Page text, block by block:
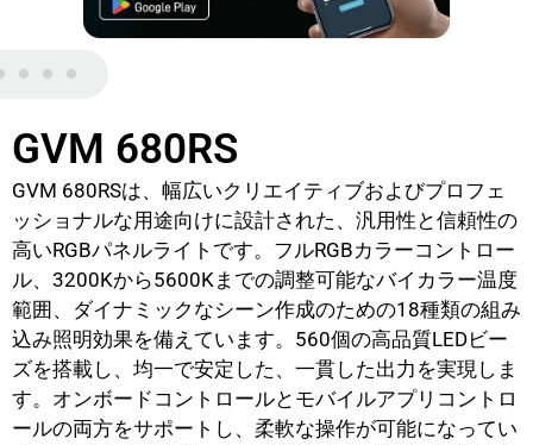
GVM 680RS
GVM 680RSは、幅広いクリエイティブおよびプロフェ
ッショナルな用途向けに設計された、汎用性と信頼性の
高いRGBパネルライトです。フルRGBカラーコントロー
ル、3200Kから5600Kまでの調整可能なバイカラー温度
範囲、ダイナミックなシーン作成のための18種類の組み
込み照明効果を備えています。560個の高品質LEDビー
ズを搭載し、均一で安定した、一貫した出力を実現しま
す。オンボードコントロールとモバイルアプリコントロ
ールの両方をサポートし、柔軟な操作が可能になってい